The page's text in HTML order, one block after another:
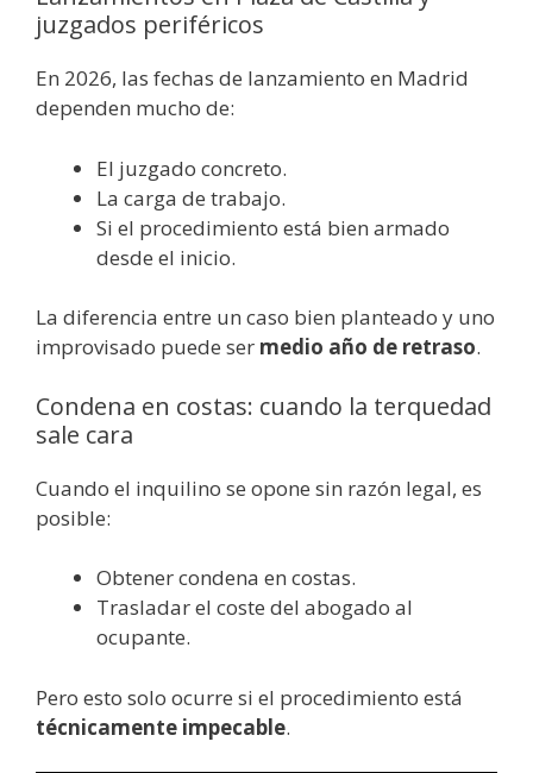
juzgados periféricos
En 2026, las fechas de lanzamiento en Madrid
dependen mucho de:
El juzgado concreto.
La carga de trabajo.
Si el procedimiento está bien armado
desde el inicio.
La diferencia entre un caso bien planteado y uno
improvisado puede ser medio año de retraso.
Condena en costas: cuando la terquedad
sale cara
Cuando el inquilino se opone sin razón legal, es
posible:
Obtener condena en costas.
Trasladar el coste del abogado al
ocupante.
Pero esto solo ocurre si el procedimiento está
técnicamente impecable.